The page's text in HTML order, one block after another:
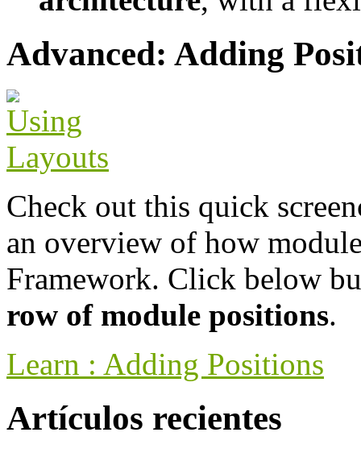
Advanced: Adding
Check out this quick
an overview of how
Framework. Click below
row of module positions.
Learn : Adding Positions
Artículos recientes